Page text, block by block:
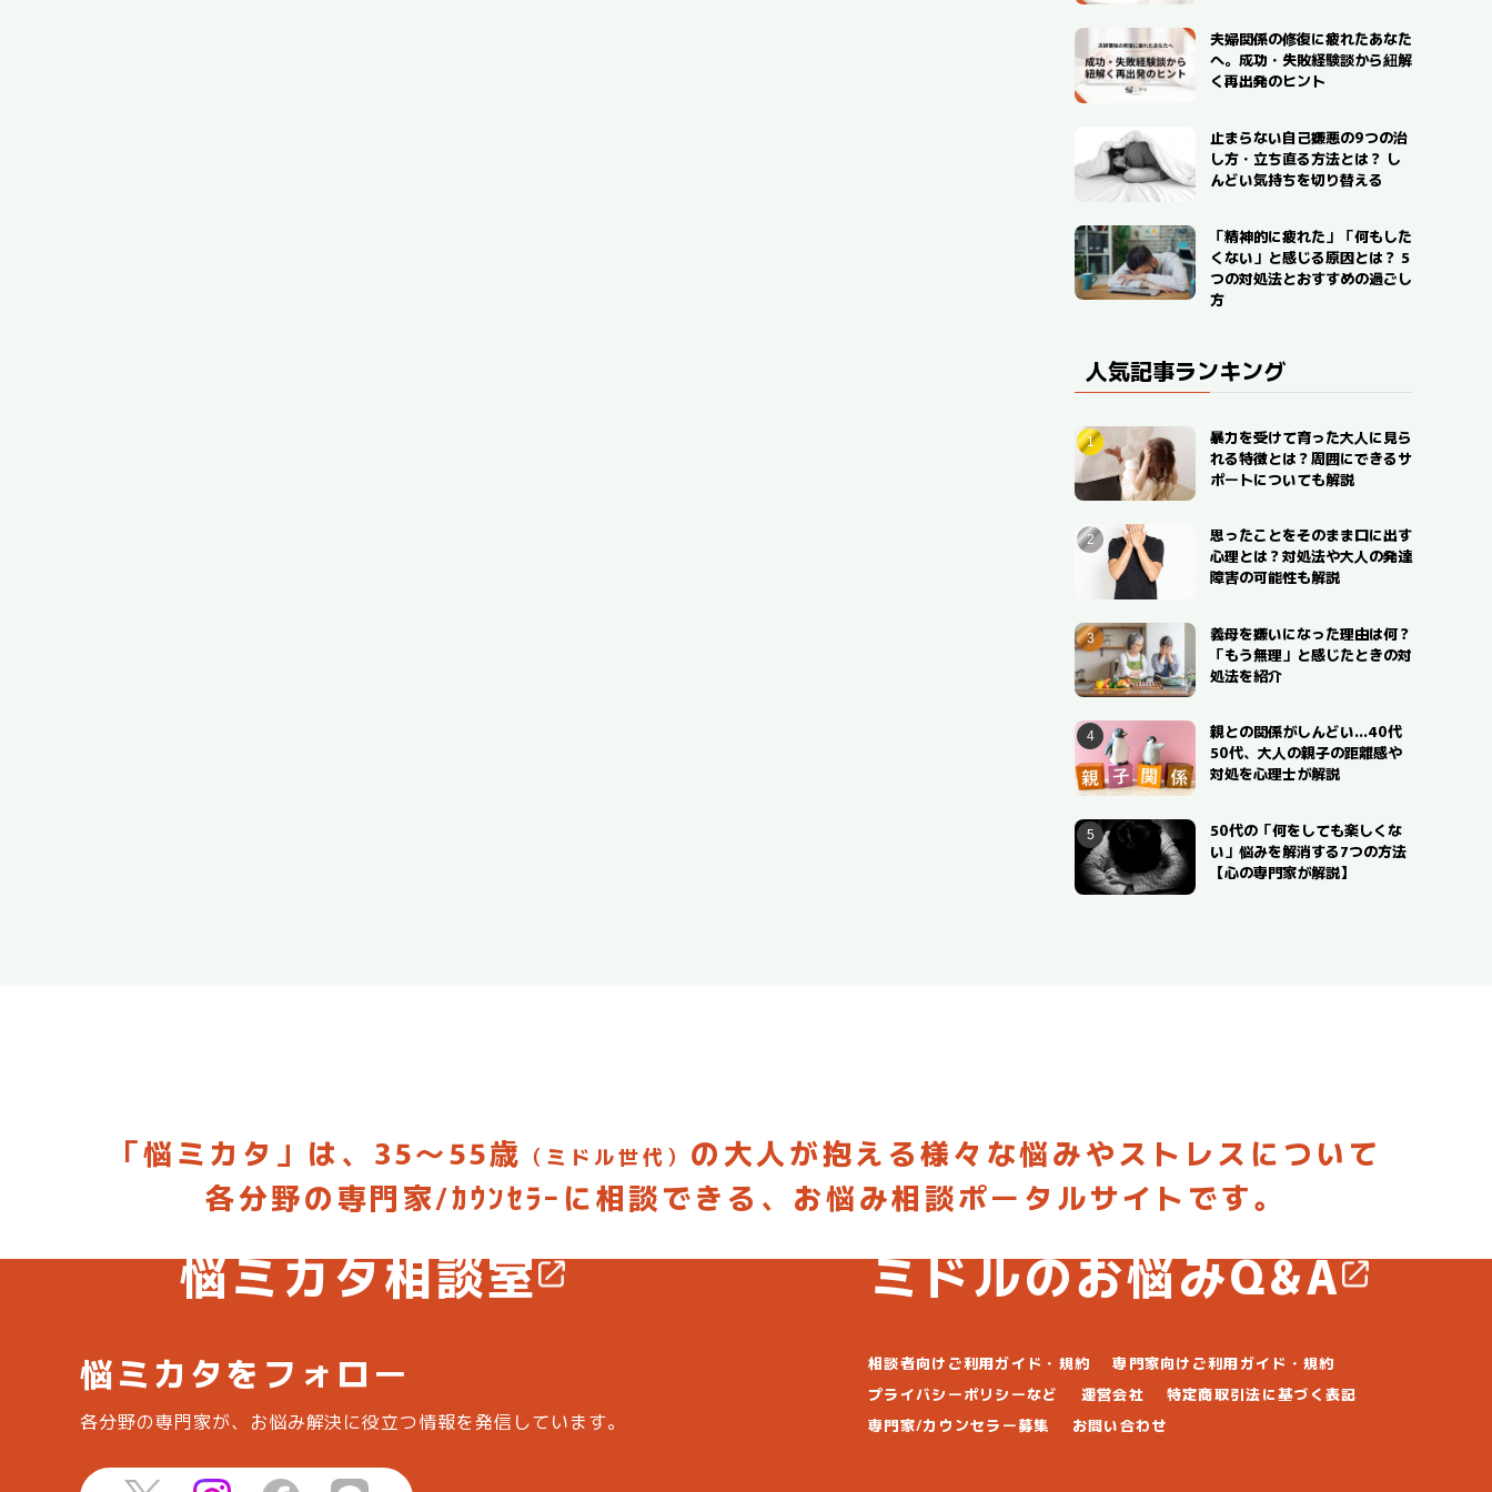
夫婦関係の修復に疲れたあなた
へ。成功・失敗経験談から紐解
く再出発のヒント
止まらない自己嫌悪の9つの治
し方・立ち直る方法とは？ し
んどい気持ちを切り替える
「精神的に疲れた」「何もした
くない」と感じる原因とは？ 5
つの対処法とおすすめの過ごし
方
人気記事ランキング
暴力を受けて育った大人に見ら
れる特徴とは？周囲にできるサ
ポートについても解説
思ったことをそのまま口に出す
心理とは？対処法や大人の発達
障害の可能性も解説
義母を嫌いになった理由は何？
「もう無理」と感じたときの対
処法を紹介
親との関係がしんどい…40代
50代、大人の親子の距離感や
対処を心理士が解説
50代の「何をしても楽しくな
い」悩みを解消する7つの方法
【心の専門家が解説】
「悩ミカタ」は、35～55歳 （ミドル世代） の大人が抱える様々な悩みやストレスについて
各分野の専門家/ｶｳﾝｾﾗｰに相談できる、お悩み相談ポータルサイトです。
悩ミカタ相談室 ミドルのお悩みQ&A
悩ミカタをフォロー
各分野の専門家が、お悩み解決に役立つ情報を発信しています。
相談者向けご利用ガイド・規約
専門家向けご利用ガイド・規約
プライバシーポリシーなど
運営会社
特定商取引法に基づく表記
専門家/カウンセラー募集
お問い合わせ